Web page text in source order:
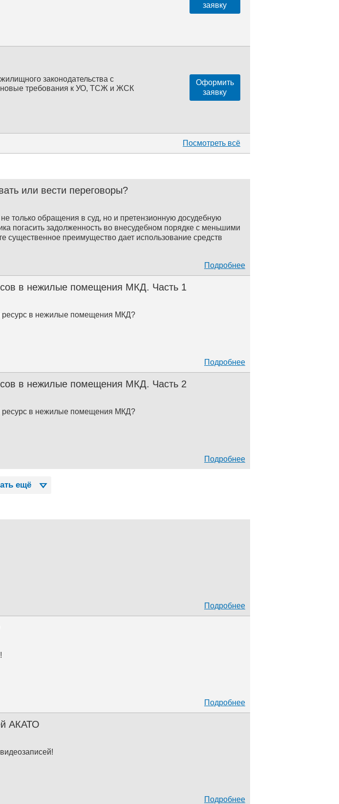
заявку
законодательства с
новые требования к УО, ТСЖ и ЖСК
Оформить
заявку
Посмотреть всё
или вести переговоры?
только обращения в суд, но и претензионную досудебную
погасить задолженность во внесудебном порядке с меньшими
существенное преимущество дает использование средств
Подробнее
в нежилые помещения МКД. Часть 1
ресурс в нежилые помещения МКД?
Подробнее
в нежилые помещения МКД. Часть 2
ресурс в нежилые помещения МКД?
Подробнее
ещё
Подробнее
Подробнее
АКАТО
Подробнее